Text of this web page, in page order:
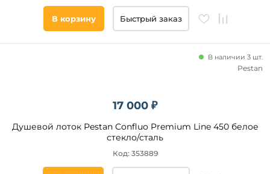
В корзину Быстрый заказ
17 000 ₽
Душевой лоток Pestan Confluo Premium Line 450 белое
стекло/сталь
В наличии 3 шт.
Код: 353889
Pestan